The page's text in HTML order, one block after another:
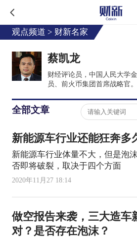
观点频道 > 财新名家
蔡凯龙
财经评论员，中国人民大学
员、前火币集团首席战略官
裁，注册金融分析师(CFA),
经济和计算机双硕士，金融系
全部文章
新能源车行业还能狂奔多
新能源车行业体量不大，但是泡
否即将破裂，取决于四个方面
2020年11月27 18:14
做空报告来袭，三大造车
对？是否存在泡沫？